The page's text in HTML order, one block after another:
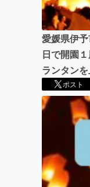
愛媛県伊
日で開園
ランタン
ポスト